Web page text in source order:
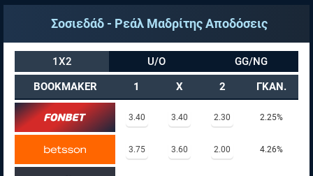
Σοσιεδάδ - Ρεάλ Μαδρίτης Αποδόσεις
1X2 U/O
GG/NG
BOOKMAKER
1 X 2 ΓΚΑΝ.
3.40 3.40 2.30 2.25%
3.75 3.60 2.00 4.26%